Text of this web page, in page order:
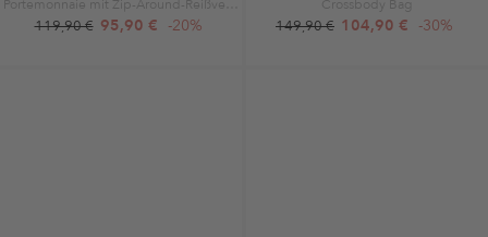
119,90 € 95,90 € -20%
Crossbody Bag
149,90 € 104,90 € -30%